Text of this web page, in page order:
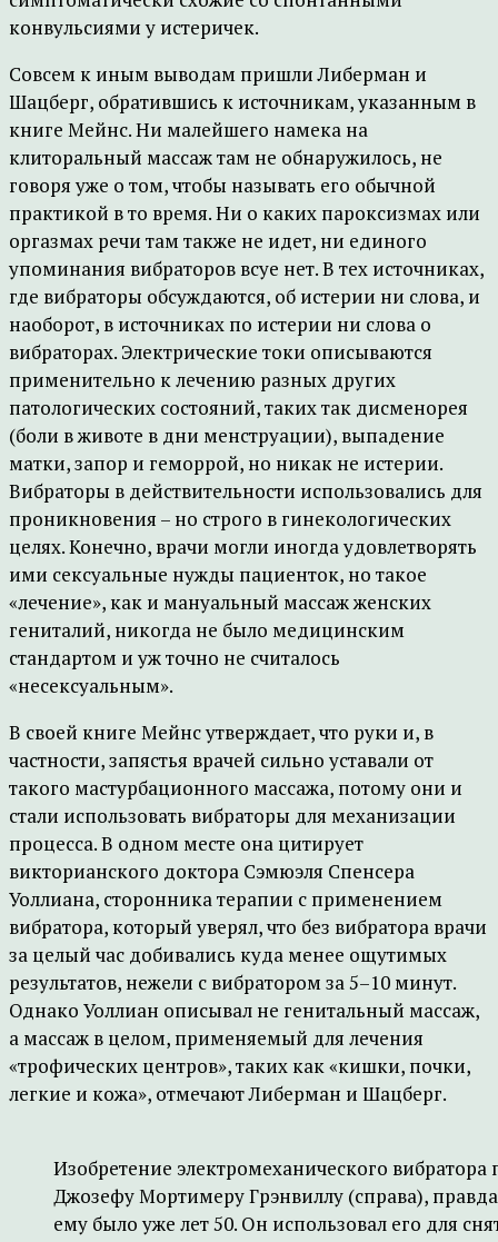
конвульсиями у истеричек.
Совсем к иным выводам пришли Либерман и
Шацберг, обратившись к источникам, указанным в
книге Мейнс. Ни малейшего намека на
клиторальный массаж там не обнаружилось, не
говоря уже о том, чтобы называть его обычной
практикой в то время. Ни о каких пароксизмах или
оргазмах речи там также не идет, ни единого
упоминания вибраторов всуе нет. В тех источниках,
где вибраторы обсуждаются, об истерии ни слова, и
наоборот, в источниках по истерии ни слова о
вибраторах. Электрические токи описываются
применительно к лечению разных других
патологических состояний, таких так дисменорея
(боли в животе в дни менструации), выпадение
матки, запор и геморрой, но никак не истерии.
Вибраторы в действительности использовались для
проникновения – но строго в гинекологических
целях. Конечно, врачи могли иногда удовлетворять
ими сексуальные нужды пациенток, но такое
«лечение», как и мануальный массаж женских
гениталий, никогда не было медицинским
стандартом и уж точно не считалось
«несексуальным».
В своей книге Мейнс утверждает, что руки и, в
частности, запястья врачей сильно уставали от
такого мастурбационного массажа, потому они и
стали использовать вибраторы для механизации
процесса. В одном месте она цитирует
викторианского доктора Сэмюэля Спенсера
Уоллиана, сторонника терапии с применением
вибратора, который уверял, что без вибратора врачи
за целый час добивались куда менее ощутимых
результатов, нежели с вибратором за 5–10 минут.
Однако Уоллиан описывал не генитальный массаж,
а массаж в целом, применяемый для лечения
«трофических центров», таких как «кишки, почки,
легкие и кожа», отмечают Либерман и Шацберг.
Изобретение электромеханического
Джозефу Мортимеру Грэнвиллу (справа),
ему было уже лет 50. Он использовал его для